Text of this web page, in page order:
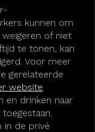
kunnen om
weigeren of niet
te tonen, kan
Voor meer
gerelateerde
website.
en drinken naar
in de privé